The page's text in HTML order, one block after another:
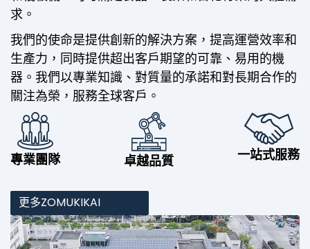
求。
我們的使命是提供創新的解決方案，提高運營效率和
生產力，同時提供超出客戶期望的可靠、易用的機
器。我們以專業知識、對質量的承諾和對長期合作的
關注為榮，服務全球客戶。
專業團隊 卓越品質 一站式服務
更多ZOMUKIKAI